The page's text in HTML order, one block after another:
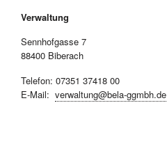
Verwaltung
Sennhofgasse 7
88400 Biberach
Telefon: 07351 37418 00
E-Mail: verwaltung@bela-ggmbh.de